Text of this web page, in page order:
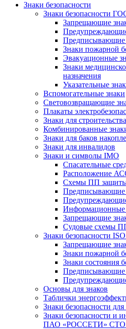
Знаки безопасности
Знаки безопасности
Запрещающие
Предписывающие
Знаки пожарной
Эвакуационные
Знаки
назначения
Указательные
Вспомогательные знаки
Световозвращающие
Плакаты
Знаки для строительства
Комбинированные
Знаки для баков
Знаки для инвалидов
Знаки и символы IMO
Спасательные
Расположение
Схемы ПП
Предписывающие
Информационные
Запрещающие
Судовые схемы
Знаки безопасности
Запрещающие
Знаки пожарной
Знаки состояния
Предписывающие
Основы для знаков
Таблички
Знаки безопасности
Знаки безопасности и
ПАО «РОССЕТИ» СТО